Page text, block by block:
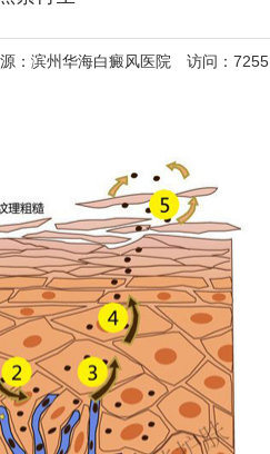
：滨州华海白癜风医院 访问：7255